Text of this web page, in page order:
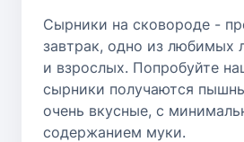
Сырники на сковороде -
завтрак, одно из любимых
и взрослых. Попробуйте
сырники получаются
очень вкусные, с
содержанием муки.